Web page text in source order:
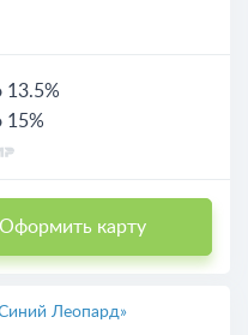
13.5%
15%
Оформить карту
Леопард»